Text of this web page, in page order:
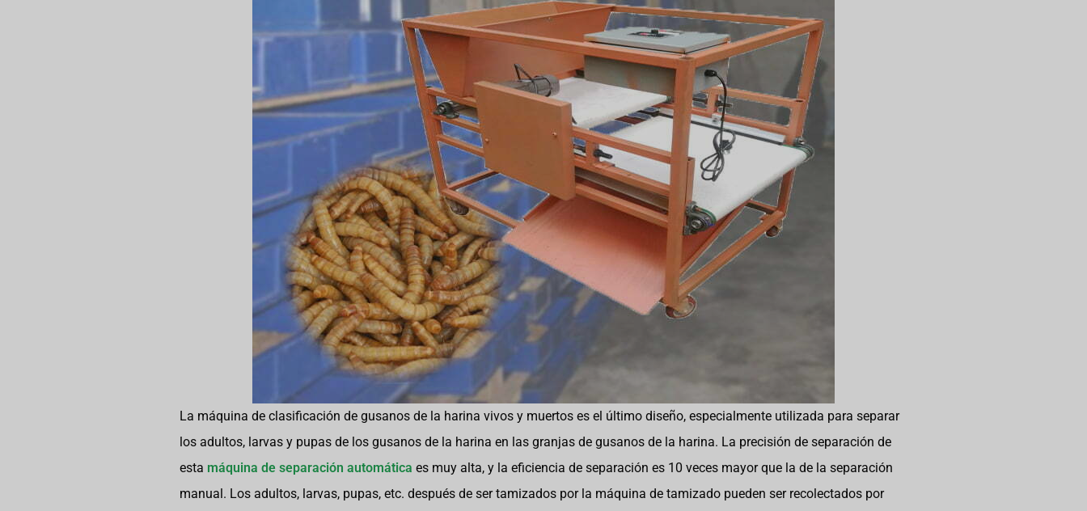
La máquina de clasificación de gusanos de la harina vivos y muertos es el último diseño, especialmente utilizada para separar
los adultos, larvas y pupas de los gusanos de la harina en las granjas de gusanos de la harina. La precisión de separación de
esta máquina de separación automática es muy alta, y la eficiencia de separación es 10 veces mayor que la de la separación
manual. Los adultos, larvas, pupas, etc. después de ser tamizados por la máquina de tamizado pueden ser recolectados por